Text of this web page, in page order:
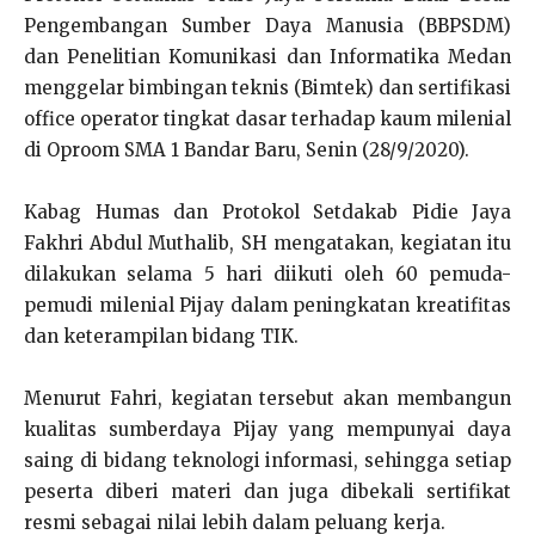
Pengembangan Sumber Daya Manusia (BBPSDM)
dan Penelitian Komunikasi dan Informatika Medan
menggelar bimbingan teknis (Bimtek) dan sertifikasi
office operator tingkat dasar terhadap kaum milenial
di Oproom SMA 1 Bandar Baru, Senin (28/9/2020).
Kabag Humas dan Protokol Setdakab Pidie Jaya
Fakhri Abdul Muthalib, SH mengatakan, kegiatan itu
dilakukan selama 5 hari diikuti oleh 60 pemuda-
pemudi milenial Pijay dalam peningkatan kreatifitas
dan keterampilan bidang TIK.
Menurut Fahri, kegiatan tersebut akan membangun
kualitas sumberdaya Pijay yang mempunyai daya
saing di bidang teknologi informasi, sehingga setiap
peserta diberi materi dan juga dibekali sertifikat
resmi sebagai nilai lebih dalam peluang kerja.